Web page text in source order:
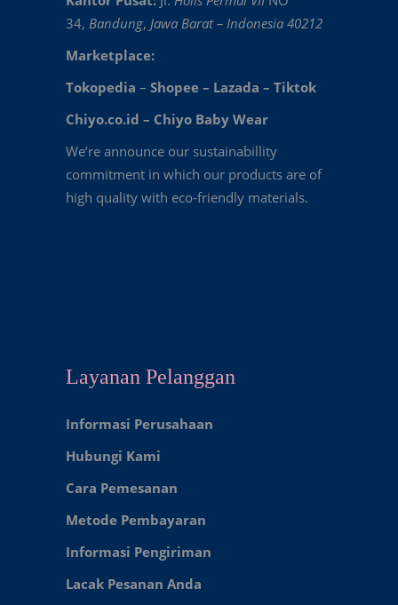
34, Bandung, Jawa Barat – Indonesia 40212
Marketplace:
Tokopedia – Shopee – Lazada – Tiktok
Chiyo.co.id – Chiyo Baby Wear
We’re announce our sustainabillity
commitment in which our products are of
high quality with eco-friendly materials.
Layanan Pelanggan
Informasi Perusahaan
Hubungi Kami
Cara Pemesanan
Metode Pembayaran
Informasi Pengiriman
Lacak Pesanan Anda